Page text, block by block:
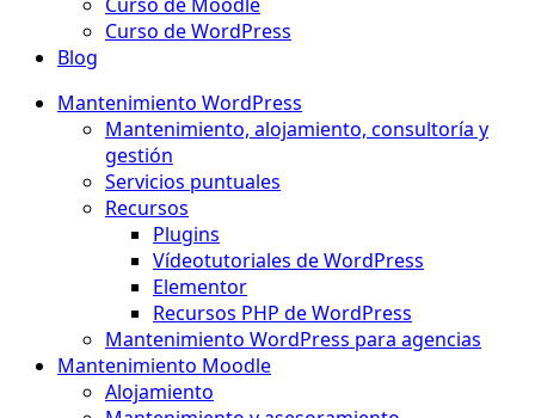
Curso de WordPress
Blog
Mantenimiento WordPress
Mantenimiento, alojamiento, consultoría y
gestión
Servicios puntuales
Recursos
Plugins
Vídeotutoriales de WordPress
Elementor
Recursos PHP de WordPress
Mantenimiento WordPress para agencias
Mantenimiento Moodle
Alojamiento